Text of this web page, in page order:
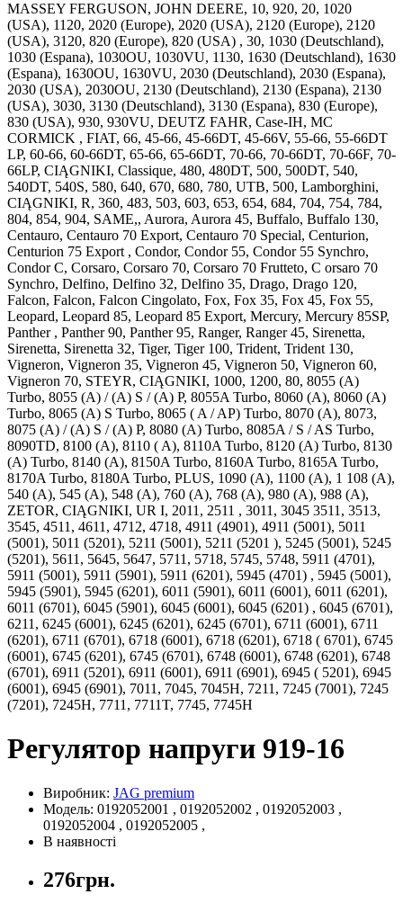
MASSEY FERGUSON, JOHN DEERE, 10, 920, 20, 1020
(USA), 1120, 2020 (Europe), 2020 (USA), 2120 (Europe), 2120
(USA), 3120, 820 (Europe), 820 (USA) , 30, 1030 (Deutschland),
1030 (Espana), 1030OU, 1030VU, 1130, 1630 (Deutschland), 1630
(Espana), 1630OU, 1630VU, 2030 (Deutschland), 2030 (Espana),
2030 (USA), 2030OU, 2130 (Deutschland), 2130 (Espana), 2130
(USA), 3030, 3130 (Deutschland), 3130 (Espana), 830 (Europe),
830 (USA), 930, 930VU, DEUTZ FAHR, Case-IH, MC
CORMICK , FIAT, 66, 45-66, 45-66DT, 45-66V, 55-66, 55-66DT
LP, 60-66, 60-66DT, 65-66, 65-66DT, 70-66, 70-66DT, 70-66F, 70-
66LP, CIĄGNIKI, Classique, 480, 480DT, 500, 500DT, 540,
540DT, 540S, 580, 640, 670, 680, 780, UTB, 500, Lamborghini,
CIĄGNIKI, R, 360, 483, 503, 603, 653, 654, 684, 704, 754, 784,
804, 854, 904, SAME,, Aurora, Aurora 45, Buffalo, Buffalo 130,
Centauro, Centauro 70 Export, Centauro 70 Special, Centurion,
Centurion 75 Export , Condor, Condor 55, Condor 55 Synchro,
Condor C, Corsaro, Corsaro 70, Corsaro 70 Frutteto, C orsaro 70
Synchro, Delfino, Delfino 32, Delfino 35, Drago, Drago 120,
Falcon, Falcon, Falcon Cingolato, Fox, Fox 35, Fox 45, Fox 55,
Leopard, Leopard 85, Leopard 85 Export, Mercury, Mercury 85SP,
Panther , Panther 90, Panther 95, Ranger, Ranger 45, Sirenetta,
Sirenetta, Sirenetta 32, Tiger, Tiger 100, Trident, Trident 130,
Vigneron, Vigneron 35, Vigneron 45, Vigneron 50, Vigneron 60,
Vigneron 70, STEYR, CIĄGNIKI, 1000, 1200, 80, 8055 (A)
Turbo, 8055 (A) / (A) S / (A) P, 8055A Turbo, 8060 (A), 8060 (A)
Turbo, 8065 (A) S Turbo, 8065 ( A / AP) Turbo, 8070 (A), 8073,
8075 (A) / (A) S / (A) P, 8080 (A) Turbo, 8085A / S / AS Turbo,
8090TD, 8100 (A), 8110 ( A), 8110A Turbo, 8120 (A) Turbo, 8130
(A) Turbo, 8140 (A), 8150A Turbo, 8160A Turbo, 8165A Turbo,
8170A Turbo, 8180A Turbo, PLUS, 1090 (A), 1100 (A), 1 108 (A),
540 (A), 545 (A), 548 (A), 760 (A), 768 (A), 980 (A), 988 (A),
ZETOR, CIĄGNIKI, UR I, 2011, 2511 , 3011, 3045 3511, 3513,
3545, 4511, 4611, 4712, 4718, 4911 (4901), 4911 (5001), 5011
(5001), 5011 (5201), 5211 (5001), 5211 (5201 ), 5245 (5001), 5245
(5201), 5611, 5645, 5647, 5711, 5718, 5745, 5748, 5911 (4701),
5911 (5001), 5911 (5901), 5911 (6201), 5945 (4701) , 5945 (5001),
5945 (5901), 5945 (6201), 6011 (5901), 6011 (6001), 6011 (6201),
6011 (6701), 6045 (5901), 6045 (6001), 6045 (6201) , 6045 (6701),
6211, 6245 (6001), 6245 (6201), 6245 (6701), 6711 (6001), 6711
(6201), 6711 (6701), 6718 (6001), 6718 (6201), 6718 ( 6701), 6745
(6001), 6745 (6201), 6745 (6701), 6748 (6001), 6748 (6201), 6748
(6701), 6911 (5201), 6911 (6001), 6911 (6901), 6945 ( 5201), 6945
(6001), 6945 (6901), 7011, 7045, 7045H, 7211, 7245 (7001), 7245
(7201), 7245H, 7711, 7711T, 7745, 7745H
Регулятор напруги 919-16
Виробник: JAG premium
Модель: 0192052001 , 0192052002 , 0192052003 ,
0192052004 , 0192052005 ,
В наявності
276грн.